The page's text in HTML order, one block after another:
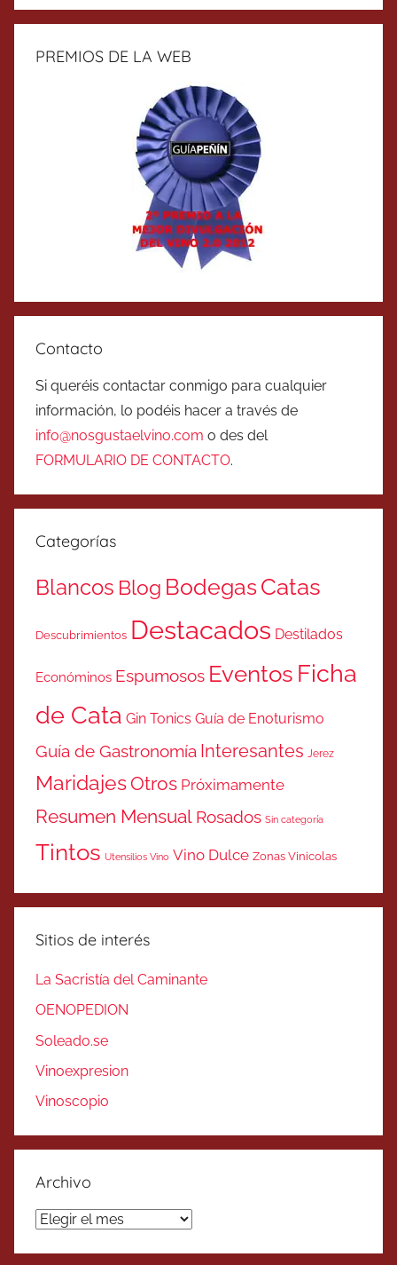
PREMIOS DE LA WEB
Contacto
Si queréis contactar conmigo para cualquier
información, lo podéis hacer a través de
info@nosgustaelvino.com o des del
FORMULARIO DE CONTACTO.
Categorías
Blancos Blog BodegasCatas
Descubrimientos Destacados Destilados
Económinos Espumosos Eventos Ficha
de Cata Gin Tonics Guía de Enoturismo
Guía de Gastronomía Interesantes Jerez
MaridajesOtros Próximamente
Resumen Mensual Rosados Sin categoría
Tintos Utensilios Vino Vino Dulce Zonas Vinicolas
Sitios de interés
La Sacristía del Caminante
OENOPEDION
Soleado.se
Vinoexpresion
Vinoscopio
Archivo
Archivo